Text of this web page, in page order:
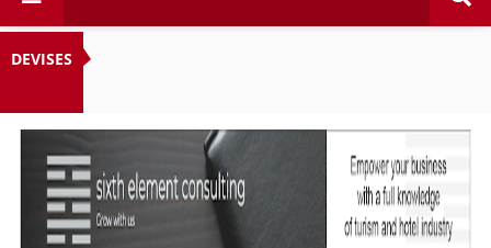
DEVISES